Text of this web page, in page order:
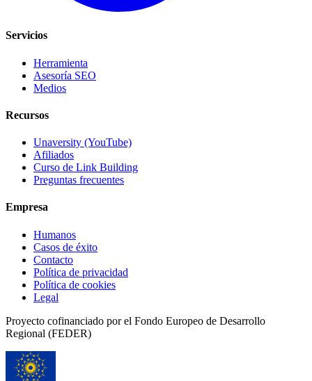
Servicios
Herramienta
Asesoría SEO
Medios
Recursos
Unaversity (YouTube)
Afiliados
Curso de Link Building
Preguntas frecuentes
Empresa
Humanos
Casos de éxito
Contacto
Política de privacidad
Política de cookies
Legal
Proyecto cofinanciado por el Fondo Europeo de Desarrollo
Regional (FEDER)